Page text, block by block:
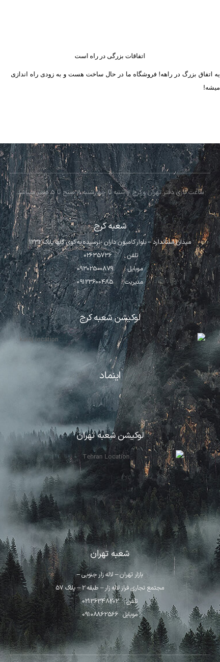
اتفاقات بزرگی در راه است
یه اتفاق بزرگ در راهه! فروشگاه ما در حال ساخت هست و به زودی راه اندازی
میشه!
ساعت کاری دفتر تهران و کرج از شنبه تا چهارشنبه 8 صبح تا 5 عصر میباشد.
شعبه کرج
میدان استاندارد – بلوار کامیون داران -نرسیده به کوی گلها پلاک 1232
تلفن : 02635736
موبایل : 09302500879
مدیریت : 09123600485
لوکیشن شعبه کرج
اینماد
لوکیشن شعبه تهران
شعبه تهران
بازار تهران – لاله زار جنوبی –
مجتمع تجاری فراز لاله زار – طبقه 2 – پلاک 57
تلفن : 02136348202
موبایل : 09108862566
اشتراک گذاری در شبکه های اجتماعی
ارسال به ایمیل
ارسال
تصاویر رسمی